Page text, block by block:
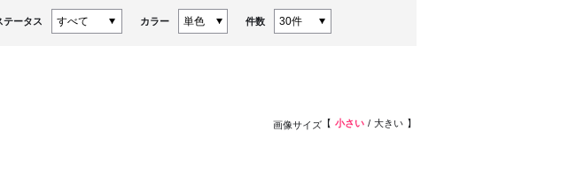
テータス カラー 件数
画像サイズ 小さい 大きい